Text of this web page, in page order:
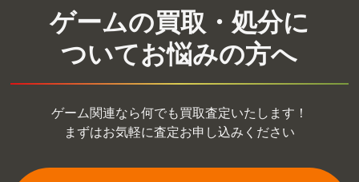
買取価格
12,000
買取価格
11,000
買取価格
11,000
アバドックス
買取価格
鳥人戦隊ジェッ
買取価格
クライシスフ
買取価格
ゲームの買取・処分に
ついてお悩みの方へ
ゲーム関連なら何でも買取査定いたします！
まずはお気軽に査定お申し込みください